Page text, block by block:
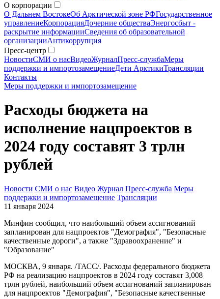
О корпорации
О Дальнем ВостокеОб Арктической зоне РФГосударственное
управлениеКорпорацияДочерние обществаЭнергосбыт -
раскрытие информацииСведения об образовательной
организацииАнтикоррупция
Пресс-центр
НовостиСМИ о насВидеоЖурналПресс-службаМеры
поддержки и импортозамещениеДети АрктикиТрансляции
Контакты
Меры поддержки и импортозамещение
Расходы бюджета на
исполнение нацпроектов в
2024 году составят 3 трлн
рублей
Новости СМИ о нас Видео Журнал Пресс-служба Меры
поддержки и импортозамещение Трансляции
11 января 2024
Минфин сообщил, что наибольший объем ассигнований
запланирован для нацпроектов "Демография", "Безопасные
качественные дороги", а также "Здравоохранение" и
"Образование"
МОСКВА, 9 января. /ТАСС/. Расходы федерального бюджета
РФ на реализацию нацпроектов в 2024 году составят 3,008
трлн рублей, наибольший объем ассигнований запланирован
для нацпроектов "Демография", "Безопасные качественные